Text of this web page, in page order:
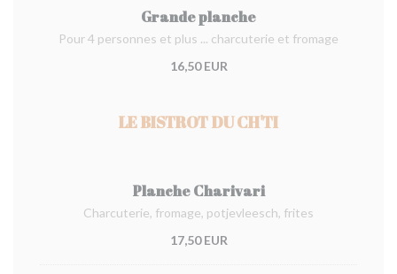
Grande planche
Pour 4 personnes et plus ... charcuterie et fromage
16,50 EUR
LE BISTROT DU CH'TI
Planche Charivari
Charcuterie, fromage, potjevleesch, frites
17,50 EUR